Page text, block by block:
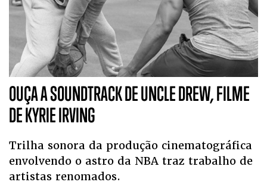
OUÇA A SOUNDTRACK DE UNCLE DREW, FILME
DE KYRIE IRVING
Trilha sonora da produção cinematográfica
envolvendo o astro da NBA traz trabalho de
artistas renomados.